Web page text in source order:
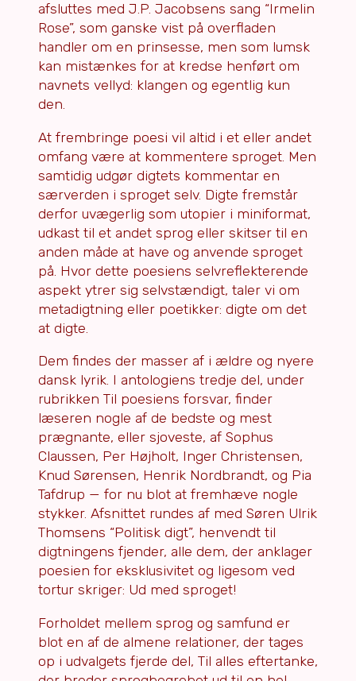
afsluttes med J.P. Jacobsens sang “Irmelin
Rose”, som ganske vist på overfladen
handler om en prinsesse, men som lumsk
kan mistænkes for at kredse henført om
navnets vellyd: klangen og egentlig kun
den.
At frembringe poesi vil altid i et eller andet
omfang være at kommentere sproget. Men
samtidig udgør digtets kommentar en
særverden i sproget selv. Digte fremstår
derfor uvægerlig som utopier i miniformat,
udkast til et andet sprog eller skitser til en
anden måde at have og anvende sproget
på. Hvor dette poesiens selvreflekterende
aspekt ytrer sig selvstændigt, taler vi om
metadigtning eller poetikker: digte om det
at digte.
Dem findes der masser af i ældre og nyere
dansk lyrik. I antologiens tredje del, under
rubrikken Til poesiens forsvar, finder
læseren nogle af de bedste og mest
prægnante, eller sjoveste, af Sophus
Claussen, Per Højholt, Inger Christensen,
Knud Sørensen, Henrik Nordbrandt, og Pia
Tafdrup — for nu blot at fremhæve nogle
stykker. Afsnittet rundes af med Søren Ulrik
Thomsens “Politisk digt”, henvendt til
digtningens fjender, alle dem, der anklager
poesien for eksklusivitet og ligesom ved
tortur skriger: Ud med sproget!
Forholdet mellem sprog og samfund er
blot en af de almene relationer, der tages
op i udvalgets fjerde del, Til alles eftertanke,